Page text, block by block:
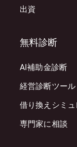
出資
無料診断
AI補助金診断
経営診断ツール
借り換えシミ
専門家に相談